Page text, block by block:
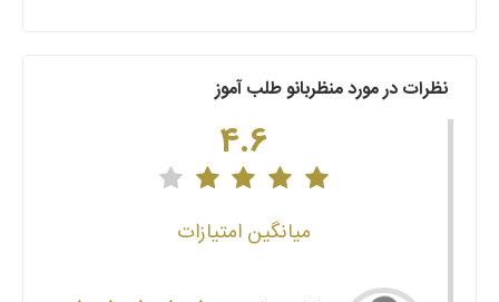
نظرات در مورد منظربانو طلب آموز
4.6
میانگین امتیازات